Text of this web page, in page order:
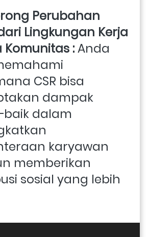
Perubahan
Lingkungan Kerja
: Anda
CSR bisa
dampak
dalam
karyawan
memberikan
sosial yang lebih